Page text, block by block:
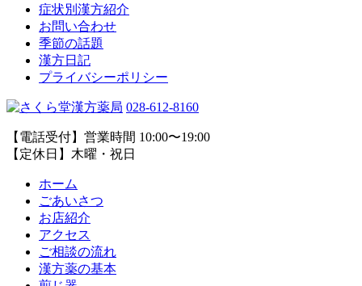
症状別漢方紹介
お問い合わせ
季節の話題
漢方日記
プライバシーポリシー
028-612-8160
【電話受付】営業時間 10:00〜19:00
【定休日】木曜・祝日
ホーム
ごあいさつ
お店紹介
アクセス
ご相談の流れ
漢方薬の基本